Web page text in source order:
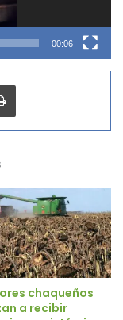
00:06
chaqueños
a recibir